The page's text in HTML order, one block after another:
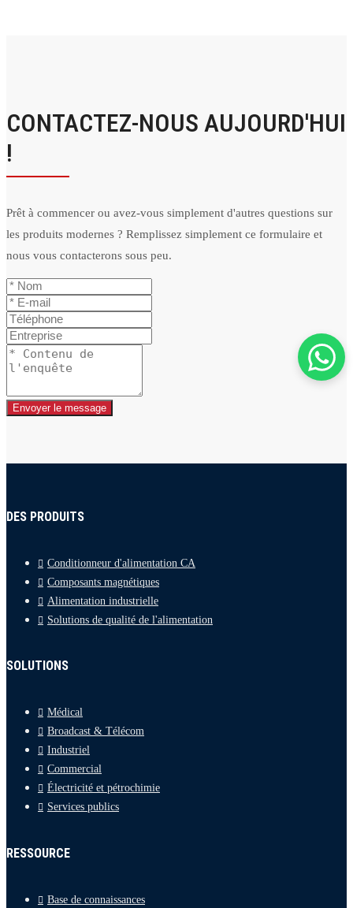
CONTACTEZ-NOUS AUJOURD'HUI
!
Prêt à commencer ou avez-vous simplement d'autres questions sur
les produits modernes ? Remplissez simplement ce formulaire et
nous vous contacterons sous peu.
Envoyer le message
DES PRODUITS
Conditionneur d'alimentation CA
Composants magnétiques
Alimentation industrielle
Solutions de qualité de l'alimentation
SOLUTIONS
Médical
Broadcast & Télécom
Industriel
Commercial
Électricité et pétrochimie
Services publics
RESSOURCE
Base de connaissances